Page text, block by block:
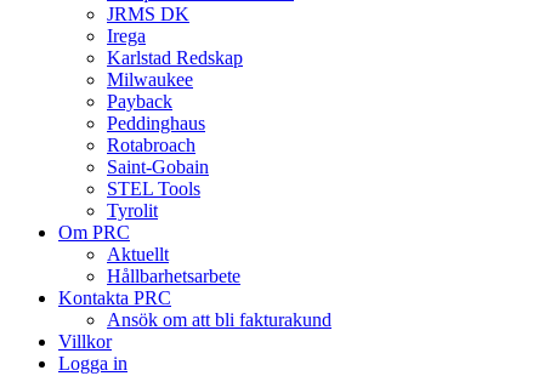
JRMS DK
Irega
Karlstad Redskap
Milwaukee
Payback
Peddinghaus
Rotabroach
Saint-Gobain
STEL Tools
Tyrolit
Om PRC
Aktuellt
Hållbarhetsarbete
Kontakta PRC
Ansök om att bli fakturakund
Villkor
Logga in